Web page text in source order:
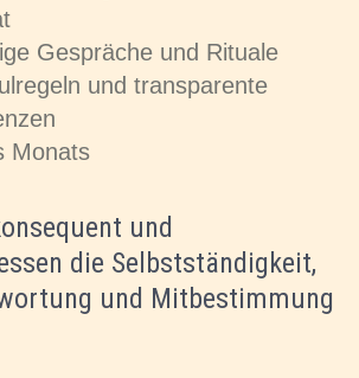
Gespräche und Rituale
und transparente
Monats
und
die Selbstständigkeit,
und Mitbestimmung